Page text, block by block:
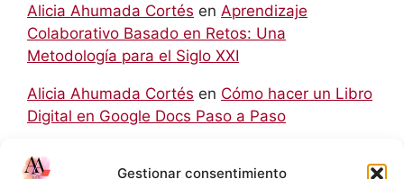
Gestionar consentimiento
Alicia Ahumada Cortés en Aprendizaje
Colaborativo Basado en Retos: Una
Metodología para el Siglo XXI
Alicia Ahumada Cortés en Cómo hacer un Libro
Digital en Google Docs Paso a Paso
hello world